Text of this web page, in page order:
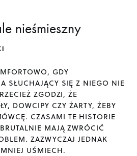
nieśmieszny
GDY
SŁUCHAJĄCY SIĘ Z NIEGO NIE
ZGODZI, ŻE
DOWCIPY CZY ŻARTY, ŻEBY
CZASAMI TE HISTORIE
MAJĄ ZWRÓCIĆ
ZAZWYCZAJ JEDNAK
UŚMIECH.